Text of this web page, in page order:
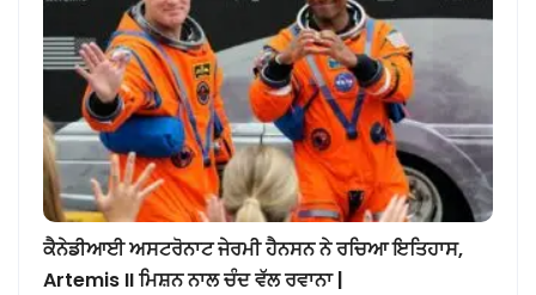
ਕੈਨੇਡੀਆਈ ਅਸਟਰੋਨਾਟ ਜੇਰਮੀ ਹੈਨਸਨ ਨੇ ਰਚਿਆ ਇਤਿਹਾਸ,
Artemis II ਮਿਸ਼ਨ ਨਾਲ ਚੰਦ ਵੱਲ ਰਵਾਨਾ |